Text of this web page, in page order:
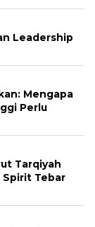
Leadership
Mengapa
Perlu
Tarqiyah
Spirit Tebar